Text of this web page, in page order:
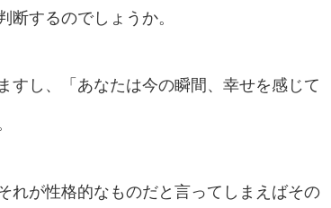
断するのでしょうか。
すし、「あなたは今の瞬間、幸せを感じて
れが性格的なものだと言ってしまえばその